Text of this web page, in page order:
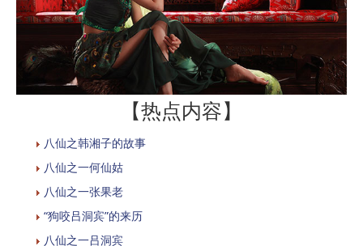
【热点内容】
八仙之韩湘子的故事
八仙之一何仙姑
八仙之一张果老
“狗咬吕洞宾”的来历
八仙之一吕洞宾